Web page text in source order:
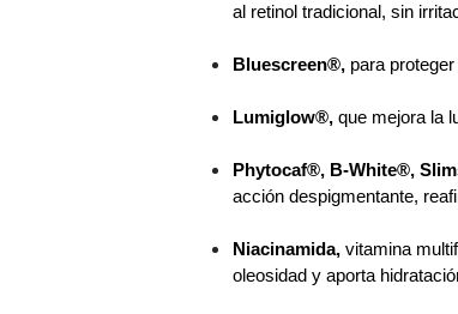
al retinol tradicional, sin
Bluescreen®, para
Lumiglow®, que mejora la
Phytocaf®, B-White®,
acción despigmentante,
Niacinamida, vitamina
oleosidad y aporta